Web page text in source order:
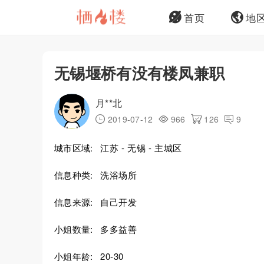
首页 地
无锡堰桥有没有楼凤兼职
月**北
2019-07-12 966 126 9
城市区域: 江苏 - 无锡 - 主城区
信息种类: 洗浴场所
信息来源: 自己开发
小姐数量: 多多益善
小姐年龄: 20-30